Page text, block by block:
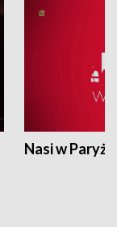
Nasi w Paryżu